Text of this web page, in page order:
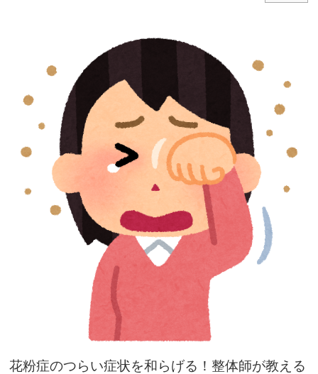
花粉症のつらい症状を和らげる！整体師が教える